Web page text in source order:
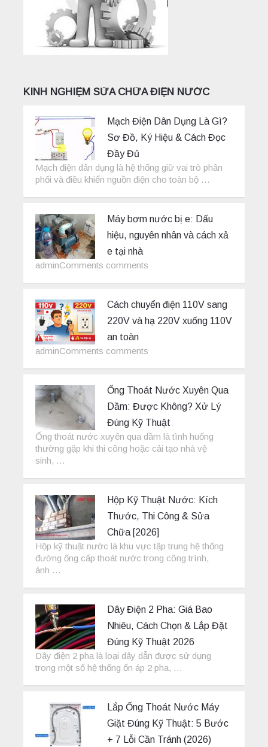
KINH NGHIỆM SỬA CHỮA ĐIỆN NƯỚC
Mạch Điện Dân Dụng Là Gì?
Sơ Đồ, Ký Hiệu & Cách Đọc
Đầy Đủ
Mạch điện dân dụng là hệ thống giữ vai trò phân
phối và điều khiển nguồn điện cho toàn bộ …
Máy bơm nước bị e: Dấu
hiệu, nguyên nhân và cách xả
e tại nhà
adminComments comments
Cách chuyển điện 110V sang
220V và hạ 220V xuống 110V
an toàn
adminComments comments
Ống Thoát Nước Xuyên Qua
Dầm: Được Không? Xử Lý
Đúng Kỹ Thuật
Ống thoát nước xuyên qua dầm là tình huống
thường gặp khi thi công hoặc cải tạo nhà vệ
sinh, …
Hộp Kỹ Thuật Nước: Kích
Thước, Thi Công & Sửa
Chữa [2026]
Hộp kỹ thuật nước là khu vực tập trung hệ thống
đường ống cấp thoát nước trong công trình,
ảnh …
Dây Điện 2 Pha: Giá Bao
Nhiêu, Cách Chọn & Lắp Đặt
Đúng Kỹ Thuật 2026
Dây điện 2 pha là loại dây dẫn được sử dụng
trong một số hệ thống ổn áp 2 pha, …
Lắp Ống Thoát Nước Máy
Giặt Đúng Kỹ Thuật: 5 Bước
+ 7 Lỗi Cần Tránh (2026)